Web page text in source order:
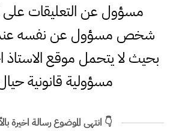
مسؤول عن التعليقات على
شخص مسؤول عن نفسه عند
بحيث لا يتحمل موقع
مسؤولية قانونية
👇 انتهى الموضوع رسالة اخيرة